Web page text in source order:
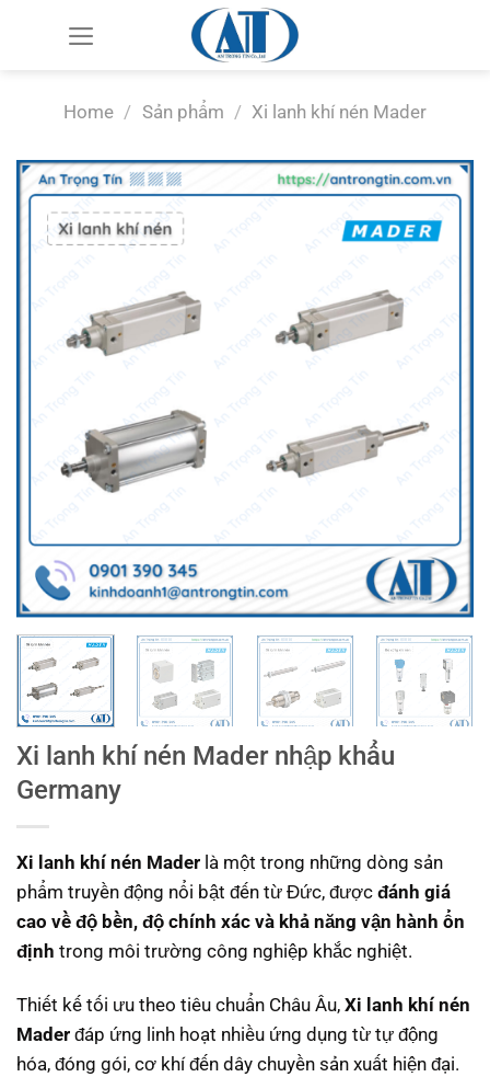
Home / Sản phẩm / Xi lanh khí nén Mader
Xi lanh khí nén Mader nhập khẩu
Germany
Xi lanh khí nén Mader là một trong những dòng sản
phẩm truyền động nổi bật đến từ Đức, được đánh giá
cao về độ bền, độ chính xác và khả năng vận hành ổn
định trong môi trường công nghiệp khắc nghiệt.
Thiết kế tối ưu theo tiêu chuẩn Châu Âu, Xi lanh khí nén
Mader đáp ứng linh hoạt nhiều ứng dụng từ tự động
hóa, đóng gói, cơ khí đến dây chuyền sản xuất hiện đại.